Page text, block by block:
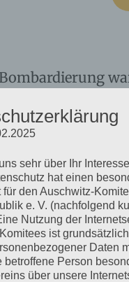
13. Februar 2010
Auschwitz-Komitees zum
Alt- und Neonazis am
stoppen. Dresden, 13.
regelmäßiger
Naziaufmarschs. Im Jahr
Neonazis aus dem In- und
sich in Dresden mehr
sehr über Ihr
hat einen
für den Auschwitz-
e. V. (nachfolgend
Nutzung der
ist
Daten
betroffene Person
über unsere